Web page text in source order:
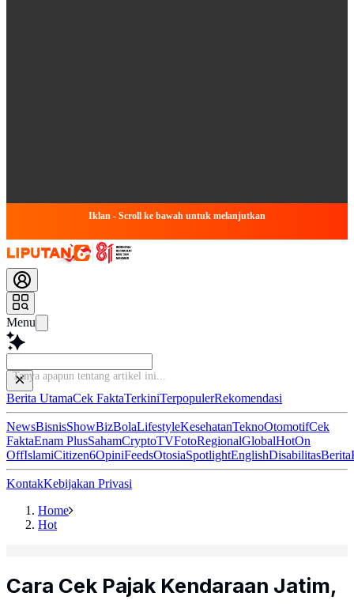
Iklan - Scroll ke bawah untuk melanjutkan
Menu
Baca
Berita UtamaCek FaktaTerkiniTerpopulerRekomendasi
NewsBisnisShowBizBolaLifestyleKesehatanTeknoOtomotifCek
FaktaEnam PlusSahamCryptoTVFotoRegionalGlobalHotOn
OffIslamiCitizen6OpiniFeedsOtosiaSpotlightEnglishDisabilitasBerita
KontakKebijakan Privasi
Home
Hot
Cara Cek Pajak Kendaraan Jatim,